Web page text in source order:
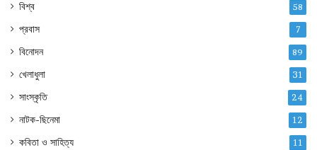
বিশ্ব 58
প্রবাস 7
বিনোদন 89
খেলাধুলা 31
সাংস্কৃতি 24
নাটক-ছিনেমা 12
কবিতা ও সাহিত্য 11